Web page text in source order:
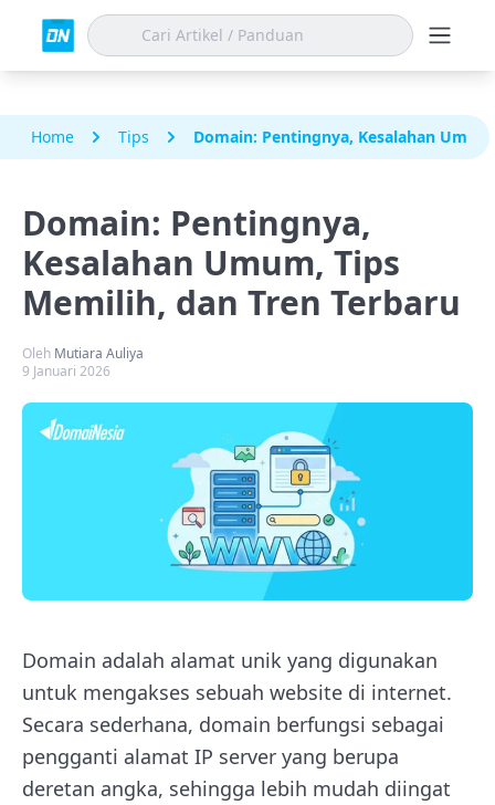
Home Tips Domain: Pentingnya, Kesalahan
Domain: Pentingnya,
Kesalahan Umum, Tips
Memilih, dan Tren Terbaru
Oleh Mutiara Auliya
9 Januari 2026
Domain adalah alamat unik yang digunakan
untuk mengakses sebuah website di internet.
Secara sederhana, domain berfungsi sebagai
pengganti alamat IP server yang berupa
deretan angka, sehingga lebih mudah diingat